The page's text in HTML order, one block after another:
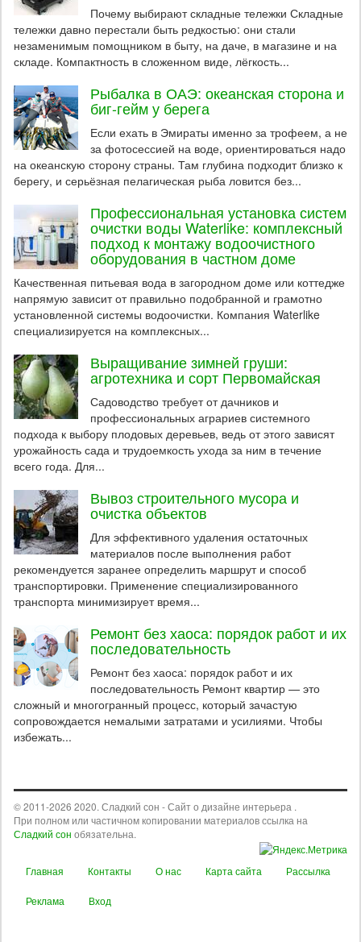
Почему выбирают складные тележки Складные
тележки давно перестали быть редкостью: они стали
незаменимым помощником в быту, на даче, в магазине и на
складе. Компактность в сложенном виде, лёгкость...
Рыбалка в ОАЭ: океанская сторона и
биг-гейм у берега
Если ехать в Эмираты именно за трофеем, а не
за фотосессией на воде, ориентироваться надо
на океанскую сторону страны. Там глубина подходит близко к
берегу, и серьёзная пелагическая рыба ловится без...
Профессиональная установка систем
очистки воды Waterlike: комплексный
подход к монтажу водоочистного
оборудования в частном доме
Качественная питьевая вода в загородном доме или коттедже
напрямую зависит от правильно подобранной и грамотно
установленной системы водоочистки. Компания Waterlike
специализируется на комплексных...
Выращивание зимней груши:
агротехника и сорт Первомайская
Садоводство требует от дачников и
профессиональных аграриев системного
подхода к выбору плодовых деревьев, ведь от этого зависят
урожайность сада и трудоемкость ухода за ним в течение
всего года. Для...
Вывоз строительного мусора и
очистка объектов
Для эффективного удаления остаточных
материалов после выполнения работ
рекомендуется заранее определить маршрут и способ
транспортировки. Применение специализированного
транспорта минимизирует время...
Ремонт без хаоса: порядок работ и их
последовательность
Ремонт без хаоса: порядок работ и их
последовательность Ремонт квартир — это
сложный и многогранный процесс, который зачастую
сопровождается немалыми затратами и усилиями. Чтобы
избежать...
© 2011-2026 2020. Сладкий сон - Сайт о дизайне интерьера .
При полном или частичном копировании материалов ссылка на
Сладкий сон обязательна.
Главная Контакты О нас Карта сайта Рассылка
Реклама Вход